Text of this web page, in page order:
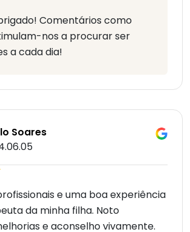
Comentários como
nos a procurar ser
a cada dia!
Soares
e uma boa experiência
da minha filha. Noto
e aconselho vivamente.